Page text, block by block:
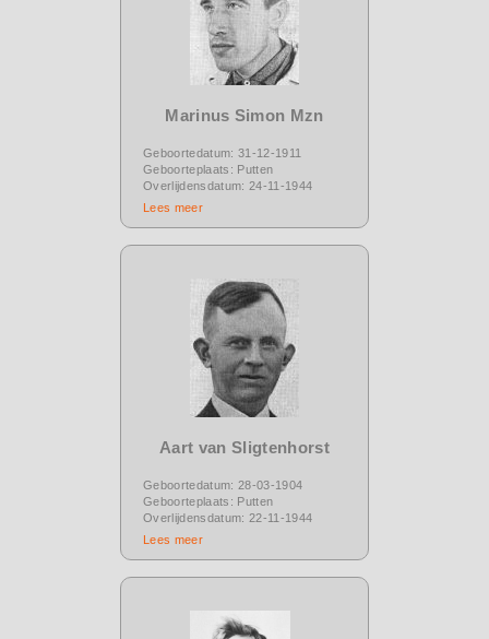
Marinus Simon Mzn
Geboortedatum: 31-12-1911
Geboorteplaats: Putten
Overlijdensdatum: 24-11-1944
Lees meer
Aart van Sligtenhorst
Geboortedatum: 28-03-1904
Geboorteplaats: Putten
Overlijdensdatum: 22-11-1944
Lees meer